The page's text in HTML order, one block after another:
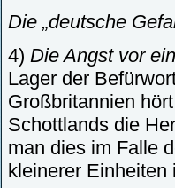
Die „deutsche
4) Die Angst vor
Lager der
Großbritannien
Schottlands die
man dies im Falle
kleinerer Einheiten